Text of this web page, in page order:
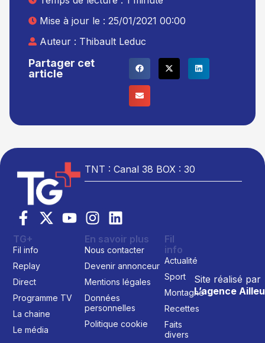
Partager cet
article
Mise à jour le : 25/01/2021 00:00
Auteur : Thibault Leduc
TNT : Canal 38 BOX : 30
Site réalisé par
L’agence
TG+
Fil info
Replay
Direct
Programme TV
La chaine
Le média
En savoir plus
Nous contacter
Devenir annonceur
Mentions légales
Données
personnelles
Politique cookie
Fil
info
Actualité
Sport
Montagne
Recettes
Faits
divers